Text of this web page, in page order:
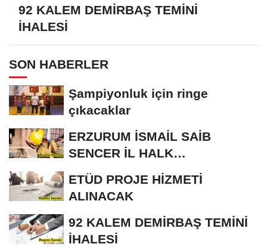
92 KALEM DEMİRBAŞ TEMİNİ
İHALESİ
SON HABERLER
Şampiyonluk için ringe
çıkacaklar
ERZURUM İSMAİL SAİB
SENCER İL HALK
KÜTÜPHANESİ BAKIM VE
ONARIM...
ETÜD PROJE HİZMETİ
ALINACAK
92 KALEM DEMİRBAŞ TEMİNİ
İHALESİ